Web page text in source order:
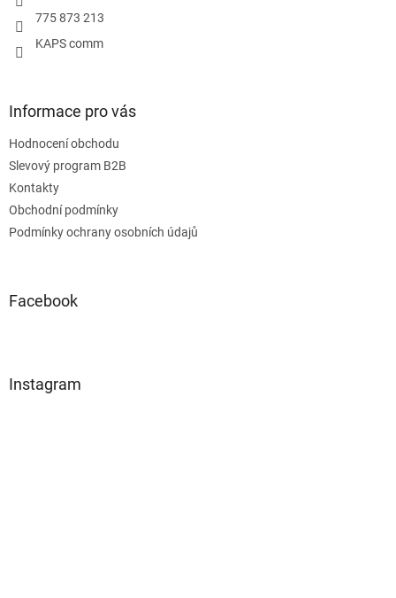
775 873 213
KAPS comm
Informace pro vás
Hodnocení obchodu
Slevový program B2B
Kontakty
Obchodní podmínky
Podmínky ochrany osobních údajů
Facebook
Instagram